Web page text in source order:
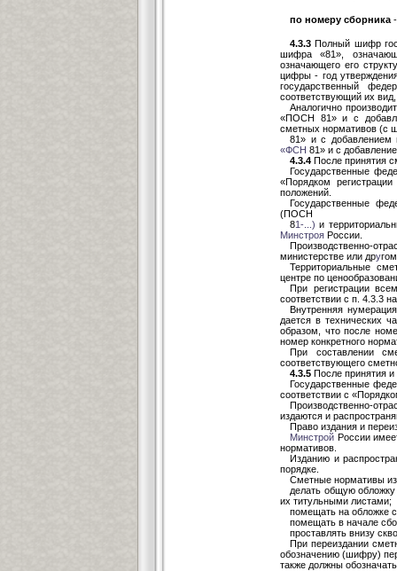
по номеру сборника
4.3.3 Полный шифр
шифра «81»,
означающего его
цифры - год
государственный
соответствующий их
Аналогично
«ПОСН 81» и с
сметных нормативов (с
81» и с добавлением
«ФСН 81» и с
4.3.4 После принятия
Государственные
«Порядком
положений.
Государственные
(ПОСН
81-...) и
Минстроя России.
Производственно-
министерстве или дру
Территориальные
центре по
При регистрации
соответствии с п. 4.3.3
Внутренняя
дается в технических
образом, что после
номер конкретного
При составлении
соответствующего
4.3.5 После принятия
Государственные
соответствии с
Производственно-
издаются и
Право издания и
Минстрой России
нормативов.
Изданию и
порядке.
Сметные нормативы
делать общую обложку
их титульными листами;
помещать на обложке
помещать в начале
проставлять внизу
При переиздании
обозначению (шифру)
также должны